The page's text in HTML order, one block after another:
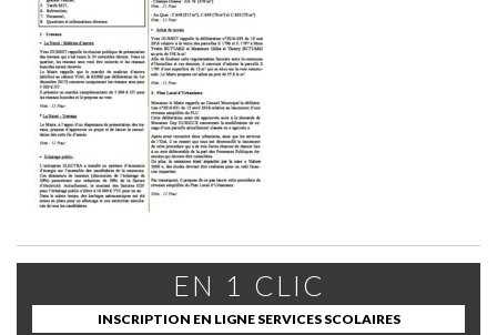
EN 1 CLIC
INSCRIPTION EN LIGNE SERVICES SCOLAIRES